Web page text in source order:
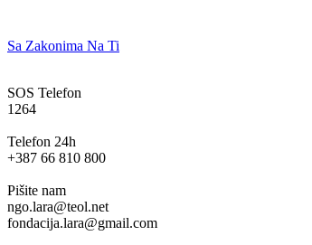
Sa Zakonima Na Ti
SOS Telefon
1264
Telefon 24h
+387 66 810 800
Pišite nam
ngo.lara@teol.net
fondacija.lara@gmail.com